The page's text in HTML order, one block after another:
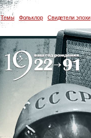
Темы Фольклор Свидетели эпохи